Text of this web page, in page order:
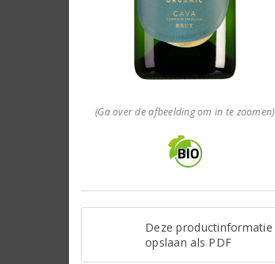
(Ga over de afbeelding om in te zoomen)
Deze productinformatie
opslaan als PDF